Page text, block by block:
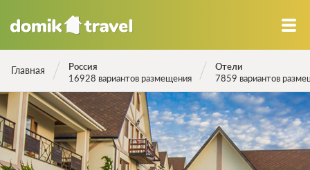
Главная
Россия
16928 вариантов размещения
Отели
7859 вариантов